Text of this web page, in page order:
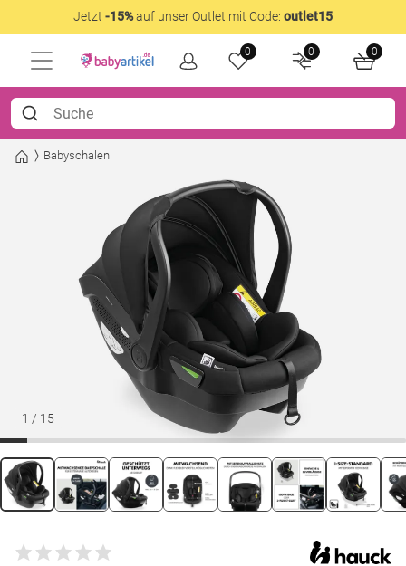
Jetzt -15%auf unser Outlet mit Code: outlet15
0 0 0
Babyschalen
1 / 15